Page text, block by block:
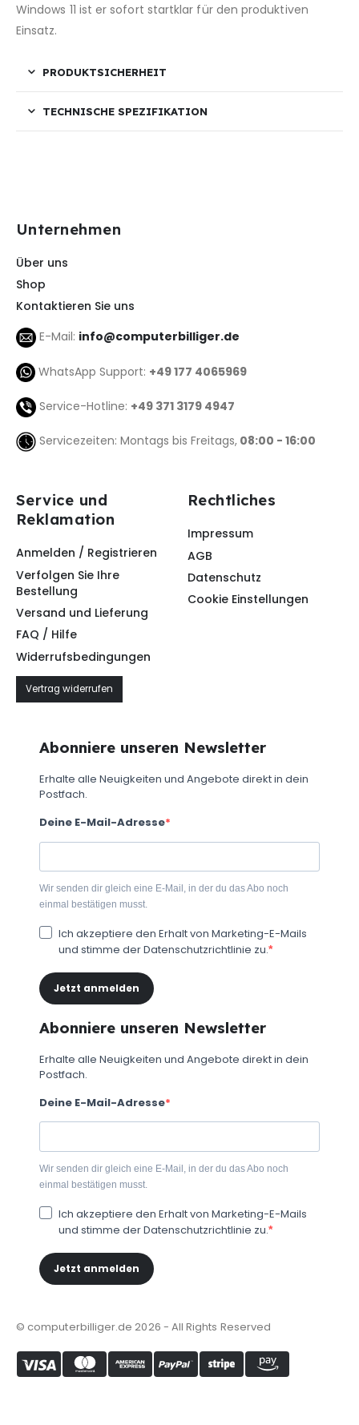
Windows 11 ist er sofort startklar für den produktiven
Einsatz.
PRODUKTSICHERHEIT
TECHNISCHE SPEZIFIKATION
Unternehmen
Über uns
Shop
Kontaktieren Sie uns
E-Mail: info@computerbilliger.de
WhatsApp Support: +49 177 4065969
Service-Hotline: +49 371 3179 4947
Servicezeiten: Montags bis Freitags, 08:00 - 16:00
Service und
Reklamation
Anmelden / Registrieren
Verfolgen Sie Ihre
Bestellung
Versand und Lieferung
FAQ / Hilfe
Widerrufsbedingungen
Vertrag widerrufen
Rechtliches
Impressum
AGB
Datenschutz
Cookie Einstellungen
Abonniere unseren Newsletter
Erhalte alle Neuigkeiten und Angebote direkt in dein
Postfach.
Deine E-Mail-Adresse
Wir senden dir gleich eine E-Mail, in der du das Abo noch
einmal bestätigen musst.
Ich akzeptiere den Erhalt von Marketing-E-Mails
und stimme der Datenschutzrichtlinie zu.
Jetzt anmelden
Abonniere unseren Newsletter
Erhalte alle Neuigkeiten und Angebote direkt in dein
Postfach.
Deine E-Mail-Adresse
Wir senden dir gleich eine E-Mail, in der du das Abo noch
einmal bestätigen musst.
Ich akzeptiere den Erhalt von Marketing-E-Mails
und stimme der Datenschutzrichtlinie zu.
Jetzt anmelden
© computerbilliger.de 2026 - All Rights Reserved